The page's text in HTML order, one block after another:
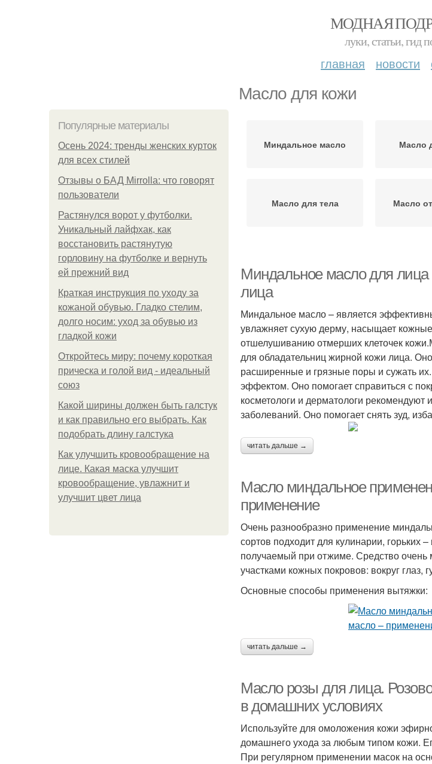
МОДНАЯ
луки, статьи, гид
главная новости
Масло для кожи
Популярные материалы
Осень 2024: тренды женских курток
для всех стилей
Отзывы о БАД Mirrolla: что говорят
пользователи
Растянулся ворот у футболки.
Уникальный лайфхак, как
восстановить растянутую
горловину на футболке и вернуть
ей прежний вид
Краткая инструкция по уходу за
кожаной обувью. Гладко стелим,
долго носим: уход за обувью из
гладкой кожи
Откройтесь миру: почему короткая
прическа и голой вид - идеальный
союз
Какой ширины должен быть галстук
и как правильно его выбрать. Как
подобрать длину галстука
Как улучшить кровообращение на
лице. Какая маска улучшит
кровообращение, увлажнит и
улучшит цвет лица
Миндальное масло Масло
Масло для тела Масло
беременности
Розовое масло
Кожи в
Маска с розовым
маслом
Масло
Применение для кожи
Масло для похудения Масла в
Масла для волос
Масло
Миндальное масло для
лица
Миндальное масло – является
увлажняет сухую дерму, насыщает
отшелушиванию отмерших клеточек
для обладательниц жирной кожи лица.
расширенные и грязные поры и сужать
эффектом. Оно помогает справиться с
косметологи и дерматологи
заболеваний. Оно помогает снять зуд,
читать дальше →
Масло миндальное
применение
Очень разнообразно применение
сортов подходит для кулинарии, горьких
получаемый при отжиме. Средство очень
участками кожных покровов: вокруг
Основные способы применения вытяжки:
читать дальше →
Масло розы для лица.
в домашних условиях
Используйте для омоложения кожи
домашнего ухода за любым типом кожи.
При регулярном применении масок на